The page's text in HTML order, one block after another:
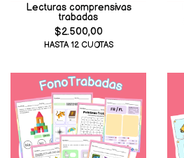
Lecturas comprensivas
trabadas
$2.500,00
HASTA 12 CUOTAS